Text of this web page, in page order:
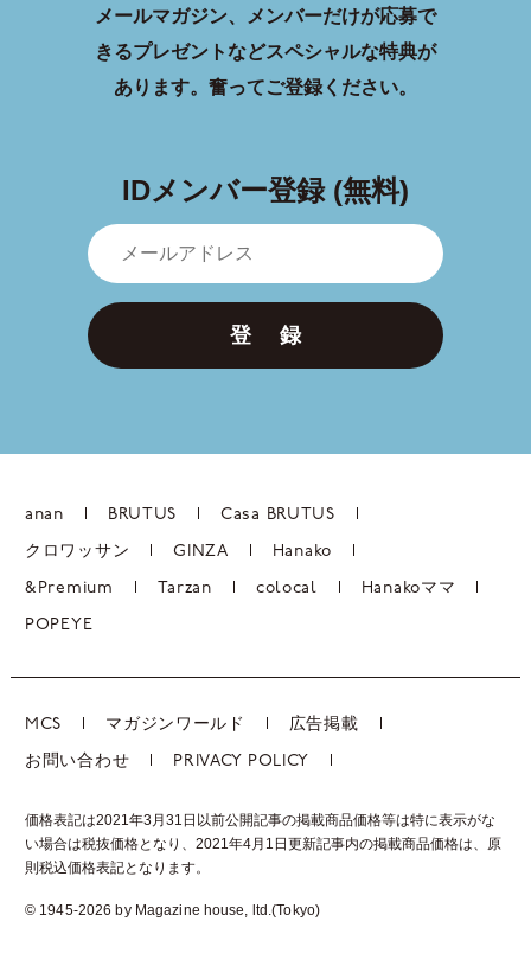
メールマガジン、メンバーだけが応募で
きるプレゼントなどスペシャルな特典が
あります。 奮ってご登録ください。
IDメンバー登録 (無料)
登 録
anan BRUTUS Casa BRUTUS
クロワッサン GINZA Hanako
&Premium Tarzan colocal Hanakoママ
POPEYE
MCS マガジンワールド 広告掲載
お問い合わせ PRIVACY POLICY
価格表記は2021年3月31日以前公開記事の掲載商品価格等は特に表示がな
い場合は税抜価格となり、2021年4月1日更新記事内の掲載商品価格は、 原
則税込価格表記となります。
© 1945-2026 by Magazine house, ltd.(Tokyo)